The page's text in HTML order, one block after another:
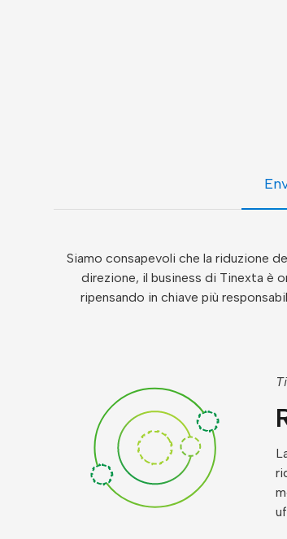
Siamo consapevoli che la riduzione
direzione, il business di Tinexta è
ripensando in chiave più